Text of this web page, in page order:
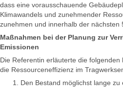
dass eine vorausschauende
Klimawandels und zunehmender
zunehmen und innerhalb der nächsten
Maßnahmen bei der Planung zur
Emissionen
Die Referentin erläuterte die
die Ressourceneffizienz im
Den Bestand möglichst lange zu